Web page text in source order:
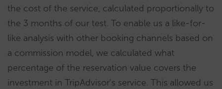
the cost of the service, calculated proportionally to
the 3 months of our test. To enable us a like-for-
like analysis with other booking channels based on
a commission model, we calculated what
percentage of the reservation value covers the
investment in TripAdvisor’s service. This allowed us